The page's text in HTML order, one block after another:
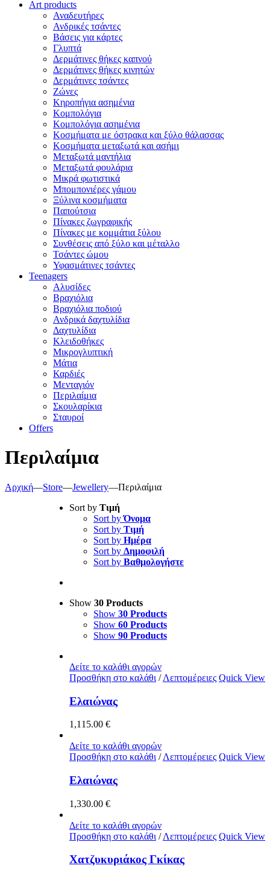
Art products
Αναδευτήρες
Ανδρικές τσάντες
Βάσεις για κάρτες
Γλυπτά
Δερμάτινες θήκες καπνού
Δερμάτινες θήκες κινητών
Δερμάτινες τσάντες
Ζώνες
Κηροπήγια ασημένια
Κομπολόγια
Κομπολόγια ασημένια
Κοσμήματα με όστρακα και ξύλο θάλασσας
Κοσμήματα μεταξωτά και ασήμι
Μεταξωτά μαντήλια
Μεταξωτά φουλάρια
Μικρά φωτιστικά
Μπομπονιέρες γάμου
Ξύλινα κοσμήματα
Παπούτσια
Πίνακες ζωγραφικής
Πίνακες με κομμάτια ξύλου
Συνθέσεις από ξύλο και μέταλλο
Τσάντες ώμου
Υφασμάτινες τσάντες
Teenagers
Αλυσίδες
Βραχιόλια
Βραχιόλια ποδιού
Ανδρικά δαχτυλίδια
Δαχτυλίδια
Κλειδοθήκες
Μικρογλυπτική
Μάτια
Καρδιές
Μενταγιόν
Περιλαίμια
Σκουλαρίκια
Σταυροί
Offers
Περιλαίμια
Αρχική—Store—Jewellery—Περιλαίμια
Sort by Τιμή
Sort byΌνομα
Sort by Τιμή
Sort by Ημέρα
Sort by Δημοφιλή
Sort by Βαθμολογήστε
Show 30 Products
Show 30 Products
Show 60 Products
Show 90 Products
Δείτε το καλάθι αγορών
Προσθήκη στο καλάθι / Λεπτομέρειες Quick View
Ελαιώνας
1,115.00 €
Δείτε το καλάθι αγορών
Προσθήκη στο καλάθι / Λεπτομέρειες Quick View
Ελαιώνας
1,330.00 €
Δείτε το καλάθι αγορών
Προσθήκη στο καλάθι / Λεπτομέρειες Quick View
Χατζυκυριάκος Γκίκας